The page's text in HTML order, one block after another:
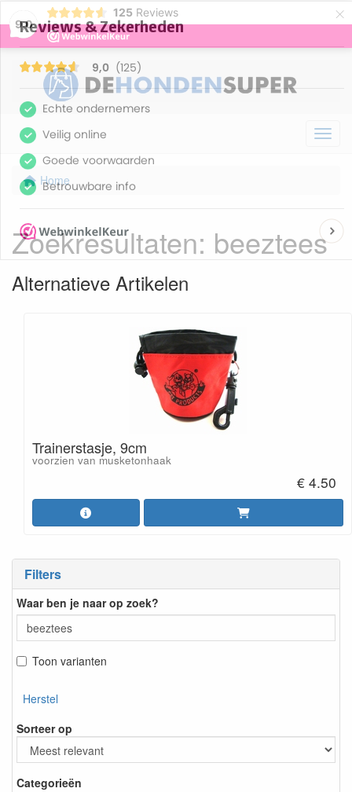
9,0
125 Reviews ×
Menu
Filters
Waar ben je naar op zoek?
Toon varianten
Herstel
Sorteer op
Categorieën
Home
Zoekresultaten: beeztees
Alternatieve Artikelen
Trainerstasje, 9cm
voorzien van musketonhaak
€ 4.50